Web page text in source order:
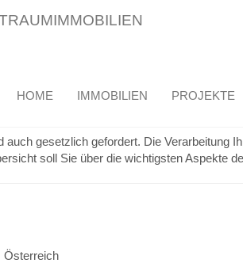
HOME IMMOBILIEN PROJEKTE
und
gesetzlich gefordert. Die Verarbeitung
soll Sie über die wichtigsten Aspekte
Österreich